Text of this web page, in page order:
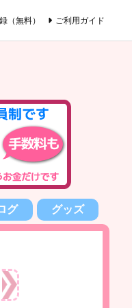
（無料） ご利用ガイド
グ グッズ